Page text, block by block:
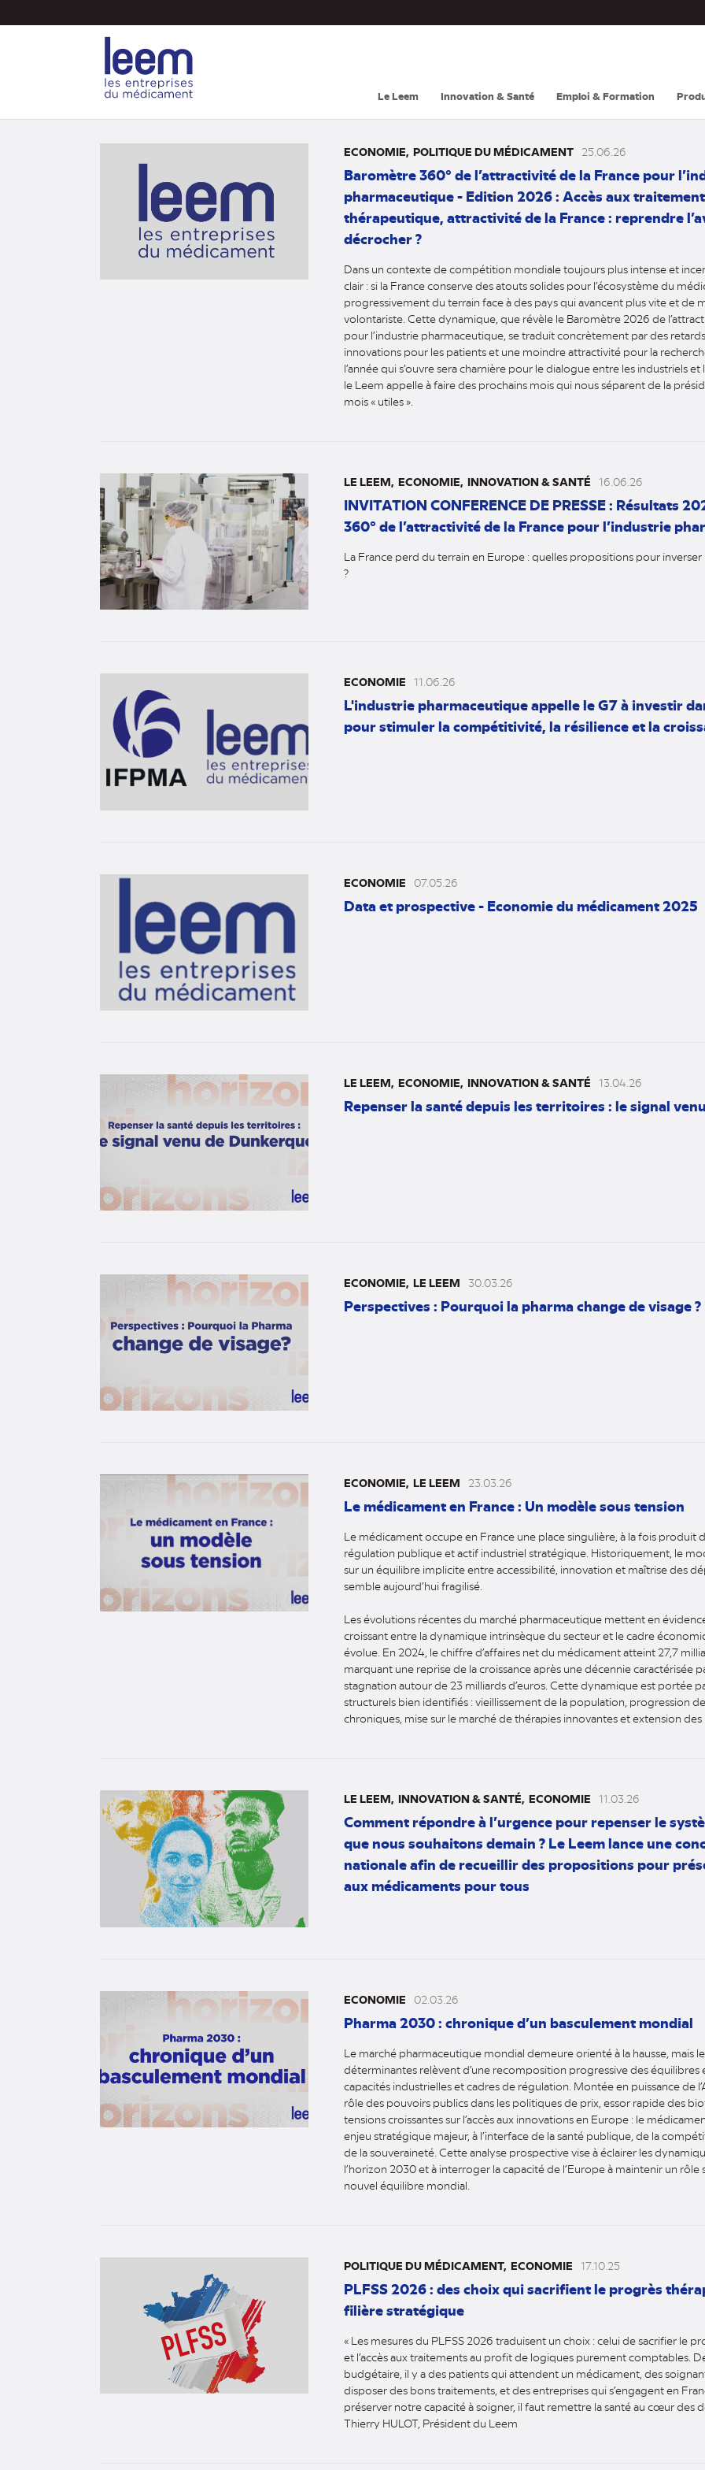
au
Le Leem Innovation & Santé Emploi & Formation
ECONOMIE POLITIQUE DU MÉDICAMENT 25.06.26
Baromètre 360° de l’attractivité de la France pour
pharmaceutique - Edition 2026 : Accès aux
thérapeutique, attractivité de la France : reprendre
décrocher ?
Dans un contexte de compétition mondiale toujours plus intense et
clair : si la France conserve des atouts solides pour l’écosystème du
progressivement du terrain face à des pays qui avancent plus vite et de
volontariste. Cette dynamique, que révèle le Baromètre 2026 de
pour l’industrie pharmaceutique, se traduit concrètement par des retards
innovations pour les patients et une moindre attractivité pour la
l’année qui s’ouvre sera charnière pour le dialogue entre les industriels et
le Leem appelle à faire des prochains mois qui nous séparent de la
mois « utiles ».
LE LEEM ECONOMIE INNOVATION & SANTÉ 16.06.26
INVITATION CONFERENCE DE PRESSE : Résultats
360° de l’attractivité de la France pour l’industrie
La France perd du terrain en Europe : quelles propositions pour
?
ECONOMIE 11.06.26
L'industrie pharmaceutique appelle le G7 à investir
pour stimuler la compétitivité, la résilience et la
ECONOMIE 07.05.26
Data et prospective - Economie du médicament 2025
LE LEEM ECONOMIE INNOVATION & SANTÉ 13.04.26
Repenser la santé depuis les territoires : le signal
ECONOMIE LE LEEM 30.03.26
Perspectives : Pourquoi la pharma change de visage ?
ECONOMIE LE LEEM 23.03.26
Le médicament en France : Un modèle sous tension
Le médicament occupe en France une place singulière, à la fois produit
régulation publique et actif industriel stratégique. Historiquement, le
sur un équilibre implicite entre accessibilité, innovation et maîtrise des
semble aujourd’hui fragilisé.
Les évolutions récentes du marché pharmaceutique mettent en
croissant entre la dynamique intrinsèque du secteur et le cadre
évolue. En 2024, le chiffre d’affaires net du médicament atteint 27,7
marquant une reprise de la croissance après une décennie caractérisée
stagnation autour de 23 milliards d’euros. Cette dynamique est portée
structurels bien identifiés : vieillissement de la population, progression
chroniques, mise sur le marché de thérapies innovantes et extension des
LE LEEM INNOVATION & SANTÉ ECONOMIE 11.03.26
Comment répondre à l’urgence pour repenser le
que nous souhaitons demain ? Le Leem lance une
nationale afin de recueillir des propositions pour
aux médicaments pour tous
ECONOMIE 02.03.26
Pharma 2030 : chronique d’un basculement mondial
Le marché pharmaceutique mondial demeure orienté à la hausse, mais
déterminantes relèvent d’une recomposition progressive des équilibres
capacités industrielles et cadres de régulation. Montée en puissance de
rôle des pouvoirs publics dans les politiques de prix, essor rapide des
tensions croissantes sur l’accès aux innovations en Europe : le
enjeu stratégique majeur, à l’interface de la santé publique, de la
de la souveraineté. Cette analyse prospective vise à éclairer les
l’horizon 2030 et à interroger la capacité de l’Europe à maintenir un rôle
nouvel équilibre mondial.
POLITIQUE DU MÉDICAMENT ECONOMIE 17.10.25
PLFSS 2026 : des choix qui sacrifient le progrès
filière stratégique
« Les mesures du PLFSS 2026 traduisent un choix : celui de sacrifier le
et l’accès aux traitements au profit de logiques purement comptables.
budgétaire, il y a des patients qui attendent un médicament, des
disposer des bons traitements, et des entreprises qui s’engagent en
préserver notre capacité à soigner, il faut remettre la santé au cœur des
Thierry HULOT, Président du Leem